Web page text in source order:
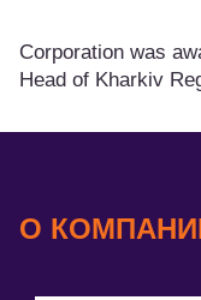
Corporation was
Head of Kharkiv
О